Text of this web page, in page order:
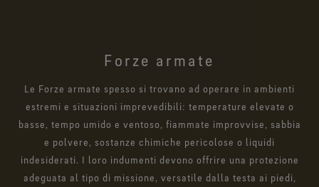
Forze armate
Le Forze armate spesso si trovano ad operare in ambienti
estremi e situazioni imprevedibili: temperature elevate o
basse, tempo umido e ventoso, fiammate improvvise, sabbia
e polvere, sostanze chimiche pericolose o liquidi
indesiderati. I loro indumenti devono offrire una protezione
adeguata al tipo di missione, versatile dalla testa ai piedi,